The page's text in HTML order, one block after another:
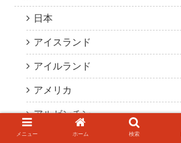
日本
アイスランド
アイルランド
アメリカ
アルゼンチン
アルバニア
メニュー ホーム 検索